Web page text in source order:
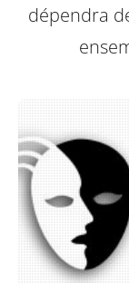
dépendra